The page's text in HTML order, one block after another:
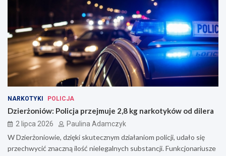
NARKOTYKI POLICJA
Dzierżoniów: Policja przejmuje 2,8 kg narkotyków od dilera
2 lipca 2026 Paulina Adamczyk
W Dzierżoniowie, dzięki skutecznym działaniom policji, udało się
przechwycić znaczną ilość nielegalnych substancji. Funkcjonariusze